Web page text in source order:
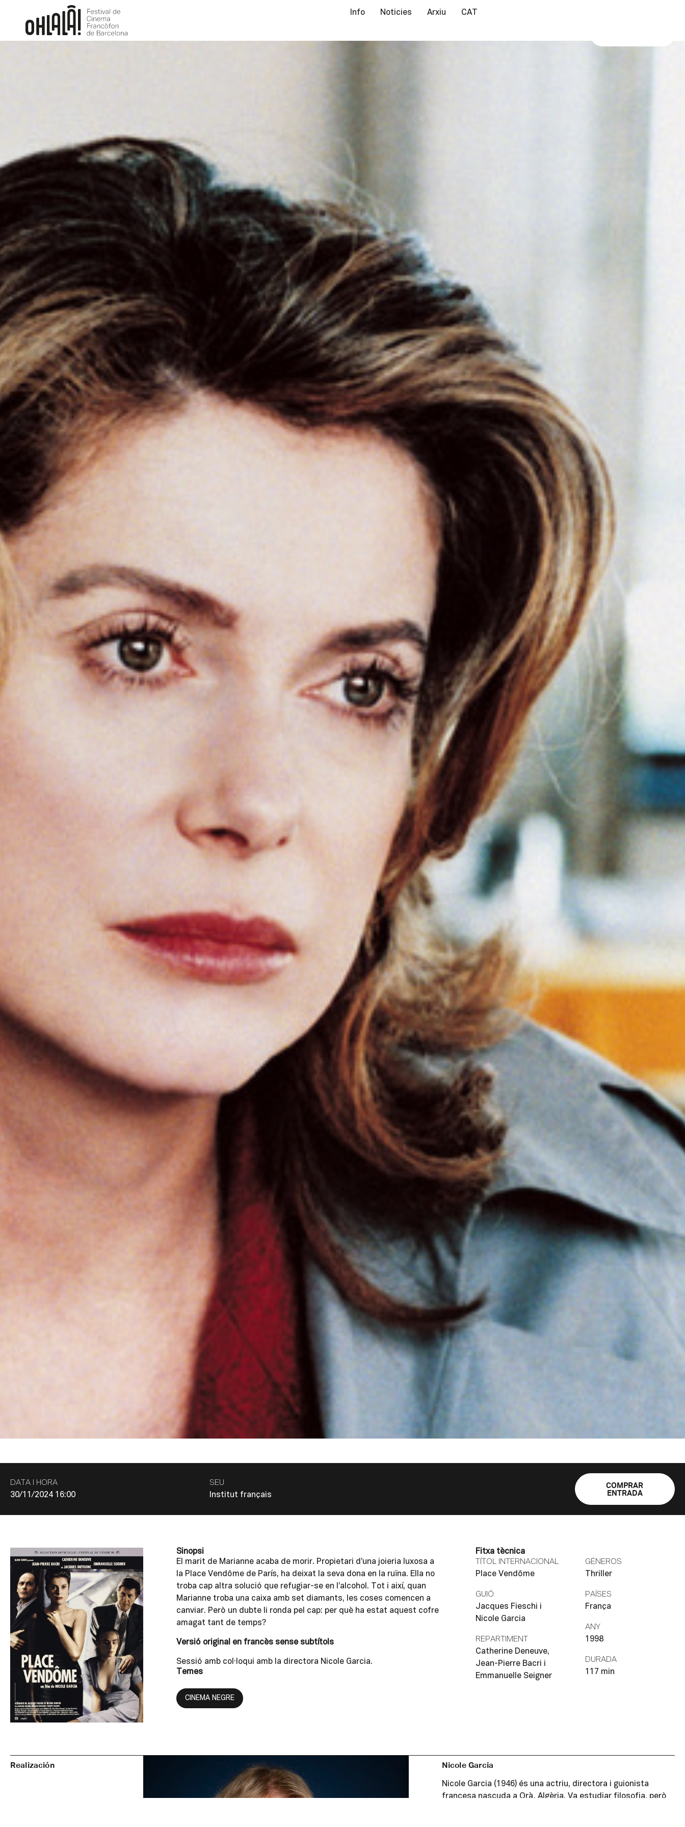
Info Noticies Arxiu CAT
Place Vendôme
NICOLE GARCIA
DATA I HORA
30/11/2024 16:00
SEU
Institut français
COMPRAR
ENTRADA
Sinopsi
El marit de Marianne acaba de morir. Propietari d’una joieria luxosa a
la Place Vendôme de París, ha deixat la seva dona en la ruïna. Ella no
troba cap altra solució que refugiar-se en l’alcohol. Tot i així, quan
Marianne troba una caixa amb set diamants, les coses comencen a
canviar. Però un dubte li ronda pel cap: per què ha estat aquest cofre
amagat tant de temps?
Versió original en francès sense subtítols
Sessió amb col·loqui amb la directora Nicole Garcia.
Temes
CINEMA NEGRE
Fitxa tècnica
TÍTOL INTERNACIONAL
Place Vendôme
GUIÓ
Jacques Fieschi i
Nicole Garcia
REPARTIMENT
Catherine Deneuve,
Jean-Pierre Bacri i
Emmanuelle Seigner
GÉNEROS
Thriller
PAÍSES
França
ANY
1998
DURADA
117 min
Realización Nicole Garcia
Nicole Garcia (1946) és una actriu, directora i guionista
francesa nascuda a Orà, Algèria. Va estudiar filosofia, però